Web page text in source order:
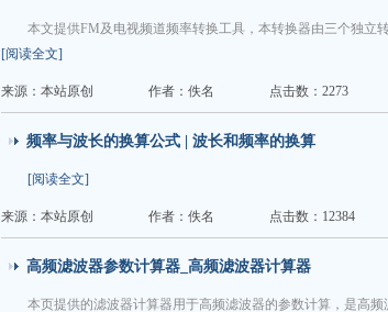
本文提供FM及电视频道频率转换工具，本转换器由三个独立
[阅读全文]
来源：本站原创 作者：佚名 点击数：2273
频率与波长的换算公式 | 波长和频率的换算
[阅读全文]
来源：本站原创 作者：佚名 点击数：12384
高频滤波器参数计算器_高频滤波器计算器
本页提供的滤波器计算器用于高频滤波器的参数计算，是高